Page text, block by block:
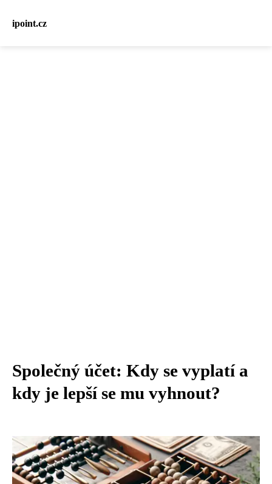
ipoint.cz
Společný účet: Kdy se vyplatí a
kdy je lepší se mu vyhnout?